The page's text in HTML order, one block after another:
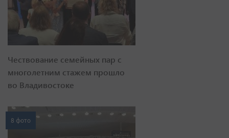
Чествование семейных пар с
многолетним стажем прошло
во Владивостоке
8 фото